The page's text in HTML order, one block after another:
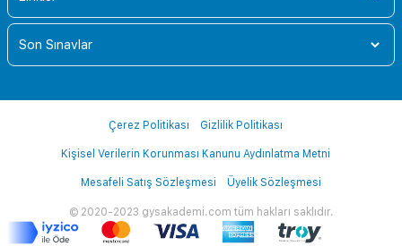
Son Sınavlar
© 2020-2023 gysakademi.com tüm hakları saklıdır.
Çerez Politikası Gizlilik Politikası
Kişisel Verilerin Korunması Kanunu Aydınlatma Metni
Mesafeli Satış Sözleşmesi Üyelik Sözleşmesi